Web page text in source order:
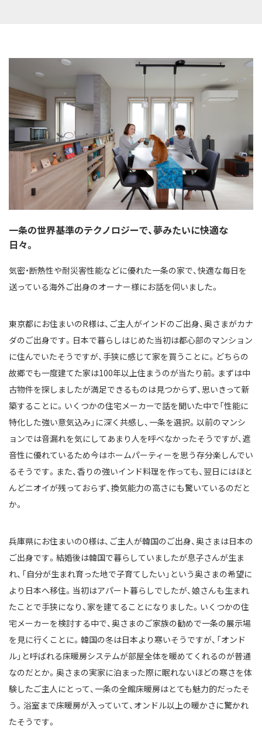
一条の世界基準のテクノロジーで、夢みたいに快適な
日々。
気密・断熱性や耐災害性能などに優れた一条の家で、快適な毎日を
送っている海外ご出身のオーナー様にお話を伺いました。
東京都にお住まいのR様は、ご主人がインドのご出身、奥さまがカナ
ダのご出身です。日本で暮らしはじめた当初は都心部のマンション
に住んでいたそうですが、手狭に感じて家を買うことに。どちらの
故郷でも一度建てた家は100年以上住まうのが当たり前。まずは中
古物件を探しましたが満足できるものは見つからず、思いきって新
築することに。いくつかの住宅メーカーで話を聞いた中で「性能に
特化した強い意気込み」に深く共感し、一条を選択。以前のマンシ
ョンでは音漏れを気にしてあまり人を呼べなかったそうですが、遮
音性に優れているため今はホームパーティーを思う存分楽しんでい
るそうです。また、香りの強いインド料理を作っても、翌日にはほと
んどニオイが残っておらず、換気能力の高さにも驚いているのだと
か。
兵庫県にお住まいのO様は、ご主人が韓国のご出身、奥さまは日本の
ご出身です。結婚後は韓国で暮らしていましたが息子さんが生ま
れ、「自分が生まれ育った地で子育てしたい」という奥さまの希望に
より日本へ移住。当初はアパート暮らしでしたが、娘さんも生まれ
たことで手狭になり、家を建てることになりました。いくつかの住
宅メーカーを検討する中で、奥さまのご家族の勧めで一条の展示場
を見に行くことに。韓国の冬は日本より寒いそうですが、「オンド
ル」と呼ばれる床暖房システムが部屋全体を暖めてくれるのが普通
なのだとか。奥さまの実家に泊まった際に眠れないほどの寒さを体
験したご主人にとって、一条の全館床暖房はとても魅力的だったそ
う。浴室まで床暖房が入っていて、オンドル以上の暖かさに驚かれ
たそうです。